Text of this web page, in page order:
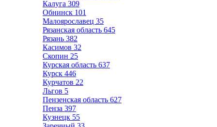
Калуга 309
Обнинск 101
Малоярославец 35
Рязанская область 645
Рязань 382
Касимов 32
Скопин 25
Курская область 637
Курск 446
Курчатов 22
Льгов 5
Пензенская область 627
Пенза 397
Кузнецк 55